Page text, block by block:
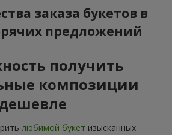
заказа букетов в
предложений
получить
композиции
любимой букет изысканных